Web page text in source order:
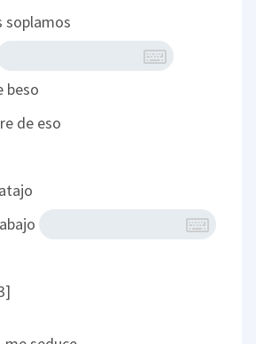
soplamos
beso
de eso